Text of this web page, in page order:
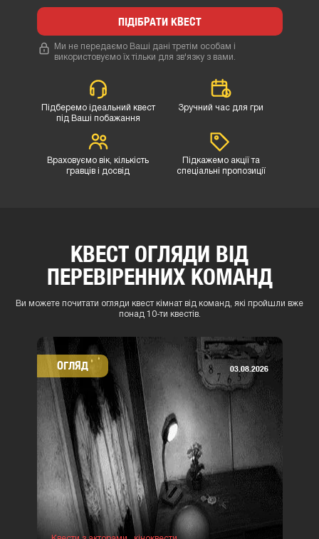
ПІДІБРАТИ КВЕСТ
Ми не передаємо Ваші дані третім особам і
використовуємо їх тільки для зв'язку з вами.
Підберемо ідеальний квест
під Ваші побажання
Зручний час для гри
Враховуємо вік, кількість
гравців і досвід
Підкажемо акції та
спеціальні пропозиції
КВЕСТ ОГЛЯДИ ВІД
ПЕРЕВІРЕННИХ КОМАНД
Ви можете почитати огляди квест кімнат від команд, які пройшли вже
понад 10-ти квестів.
ОГЛЯД 03.08.2026